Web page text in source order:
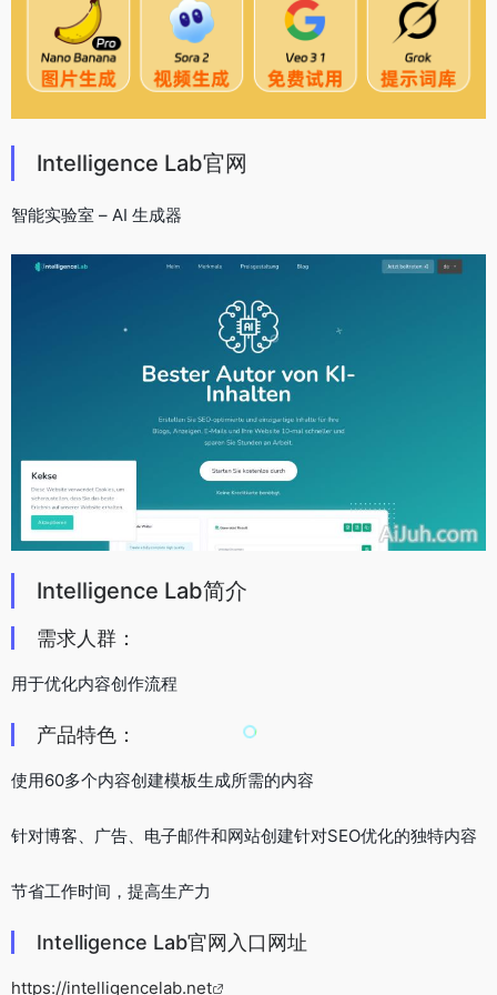
Intelligence Lab官网
智能实验室 – AI 生成器
Intelligence Lab简介
需求人群：
用于优化内容创作流程
产品特色：
使用60多个内容创建模板生成所需的内容
针对博客、广告、电子邮件和网站创建针对SEO优化的独特内容
节省工作时间，提高生产力
Intelligence Lab官网入口网址
https://intelligencelab.net